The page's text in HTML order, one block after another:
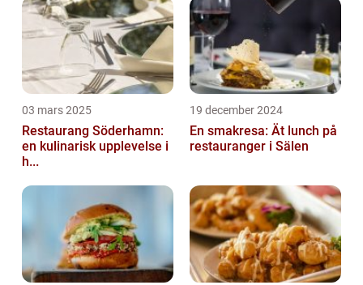
03 mars 2025
Restaurang Söderhamn:
en kulinarisk upplevelse i
h...
19 december 2024
En smakresa: Ät lunch på
restauranger i Sälen